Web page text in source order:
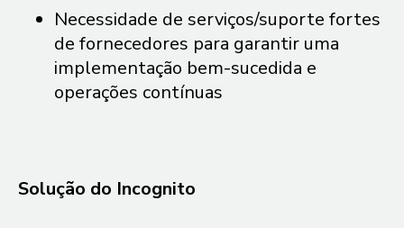
Necessidade de serviços/suporte fortes
de fornecedores para garantir uma
implementação bem-sucedida e
operações contínuas
Solução do Incognito